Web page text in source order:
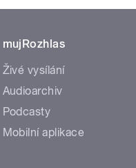
mujRozhlas
Živé vysílání
Audioarchiv
Podcasty
Mobilní aplikace